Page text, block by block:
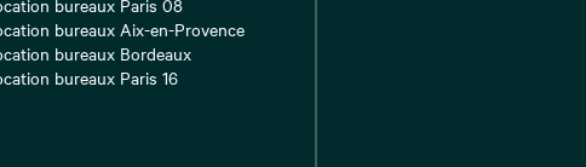
bureaux Paris 08
bureaux Aix-en-Provence
bureaux Bordeaux
bureaux Paris 16